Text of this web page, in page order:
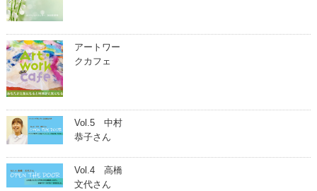
アートワー
クカフェ
Vol.5 中村
恭子さん
Vol.4 高橋
文代さん